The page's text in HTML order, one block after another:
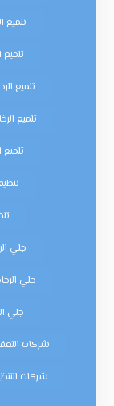
تلميع
تلميع
تلميع
تلميع
تلميع
جلي
جلي
جلي
شركات
شركات